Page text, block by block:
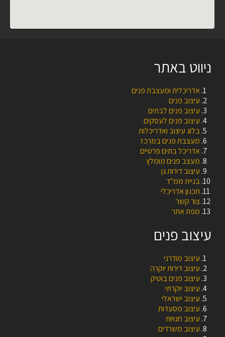
ניווט באתר
אדריכלית ומעצבת פנים
עיצוב פנים
עיצוב פנים לבתים
עיצוב פנים לעסקים
בלוג עיצוב ואדריכלות
מעצבת פנים במרכז
אדריכל בתים פרטיים
מעצב פנים מומלץ
עיצוב דירות גן
בניית ממ"ד
תכנון אדריכלי
צור קשר
מפת אתר
עיצוב פנים
עיצוב מודרני
עיצוב דירות יוקרה
עיצוב פנים בוטיק
עיצוב יוקרתי
עיצוב ישראלי
עיצוב מסעדות
עיצוב חנויות
עיצוב משרדים